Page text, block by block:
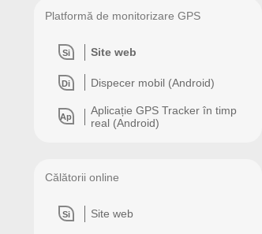
Platformă de monitorizare GPS
Si Site web
Di Dispecer mobil (Android)
Ap
Aplicație GPS Tracker în timp
real (Android)
Călătorii online
Si Site web